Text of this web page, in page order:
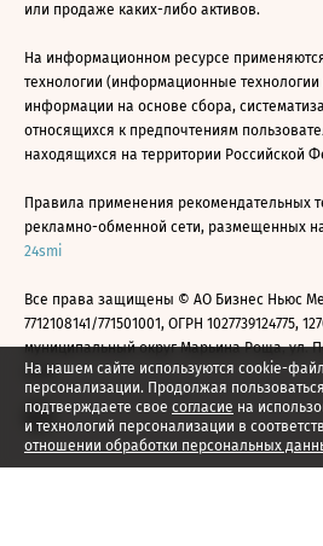
На нашем сайте используются cookie-
персонализации. Продолжая
подтверждаете свое согласие на
и технологий персонализации в
отношении обработки персональных
или продаже каких-либо активов.
На информационном ресурсе
технологии (информационные технологии
информации на основе сбора,
относящихся к предпочтениям
находящихся на территории Российской
Правила применения рекомендательных
рекламно-обменной сети, размещенных
24smi
Все права защищены © АО Бизнес Ньюс
7712108141/771501001, ОГРН 1027739124775,
муниципальный округ Марьина Роща, ул.
2026